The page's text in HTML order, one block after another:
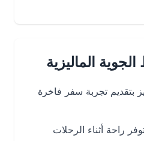
الماليزية
تجربة سفر فاخرة
أثناء الرحلات